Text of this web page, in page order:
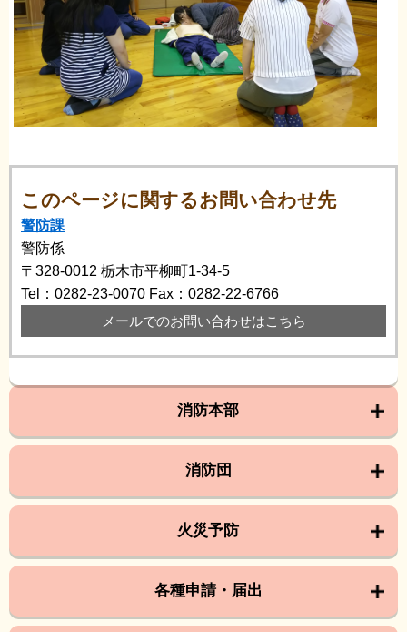
このページに関するお問い合わせ先
警防課
警防係
〒328-0012 栃木市平柳町1-34-5
Tel：0282-23-0070 Fax：0282-22-6766
メールでのお問い合わせはこちら
消防本部
消防団
火災予防
各種申請・届出